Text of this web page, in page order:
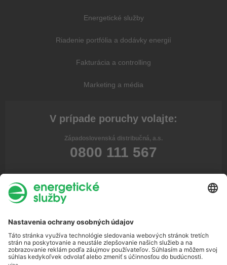
Energetické služby
Riadenie portfólia a dodávky energií
Fakturácia a controlling
Marketing a média
V prípade poruchy volajte:
Západoslovenská distribučná, a.s.
0800 111 567
Stredoslovenská distribučná, a.s.
Východoslovenská distribučná, a.s.
0800 123 332